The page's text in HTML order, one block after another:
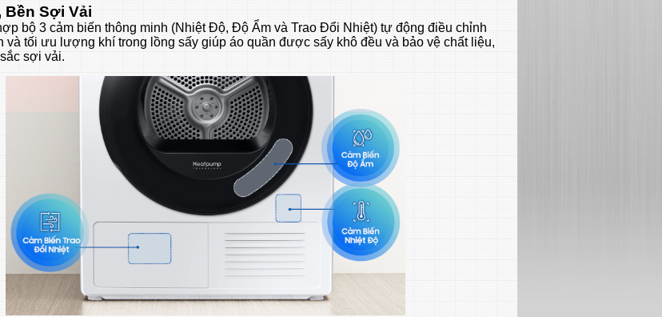
Bền Sợi Vải
bộ 3 cảm biến thông minh (Nhiệt Độ, Độ Ẩm và Trao Đổi Nhiệt) tự động điều chỉnh
và tối ưu lượng khí trong lồng sấy giúp áo quần được sấy khô đều và bảo vệ chất liệu,
sợi vải.